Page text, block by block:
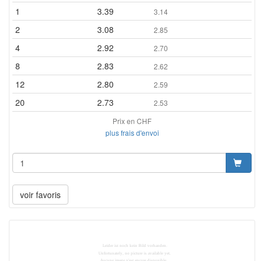
1 3.39 3.14
2 3.08 2.85
4 2.92 2.70
8 2.83 2.62
12 2.80 2.59
20 2.73
2.53
Prix en CHF
plus frais d'envoi
voir favoris